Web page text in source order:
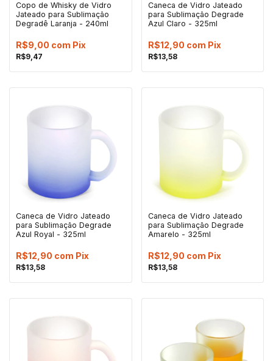
Copo de Whisky de Vidro
Jateado para Sublimação
Degradê Laranja - 240ml
R$9,47
R$9,00 com Pix
Caneca de Vidro Jateado
para Sublimação Degrade
Azul Claro - 325ml
R$13,58
R$12,90 com Pix
Caneca de Vidro Jateado
para Sublimação Degrade
Azul Royal - 325ml
R$13,58
R$12,90 com Pix
Caneca de Vidro Jateado
para Sublimação Degrade
Amarelo - 325ml
R$13,58
R$12,90 com Pix